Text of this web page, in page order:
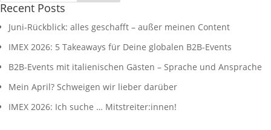
Recent Posts
Juni-Rückblick: alles geschafft – außer meinen Content
IMEX 2026: 5 Takeaways für Deine globalen B2B-Events
B2B-Events mit italienischen Gästen – Sprache und Ansprache
Mein April? Schweigen wir lieber darüber
IMEX 2026: Ich suche … Mitstreiter:innen!